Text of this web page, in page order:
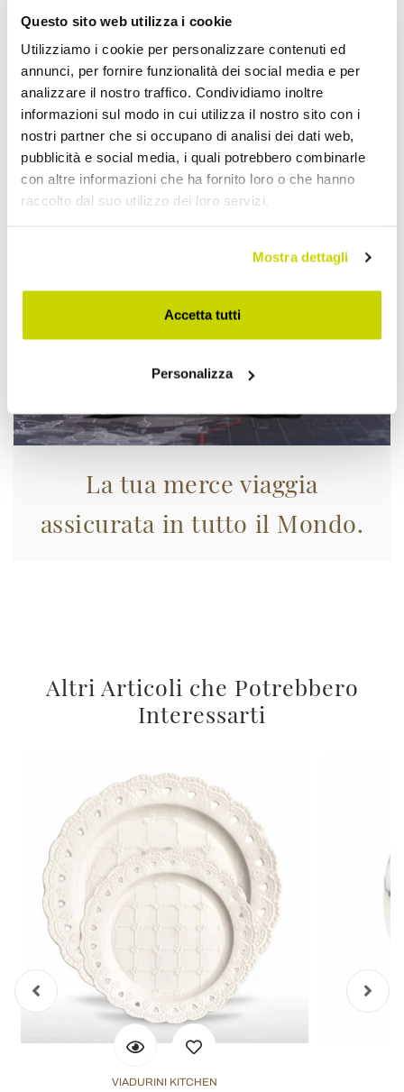
Questo sito web utilizza i cookie
Utilizziamo i cookie per personalizzare contenuti ed
annunci, per fornire funzionalità dei social media e per
analizzare il nostro traffico. Condividiamo inoltre
informazioni sul modo in cui utilizza il nostro sito con i
nostri partner che si occupano di analisi dei dati web,
pubblicità e social media, i quali potrebbero combinarle
con altre informazioni che ha fornito loro o che hanno
raccolto dal suo utilizzo dei loro servizi.
Mostra dettagli
Accetta tutti
Personalizza
Approfittane subito!
La tua merce viaggia
assicurata in tutto il Mondo.
Altri Articoli che Potrebbero
Interessarti
VIADURINI KITCHEN